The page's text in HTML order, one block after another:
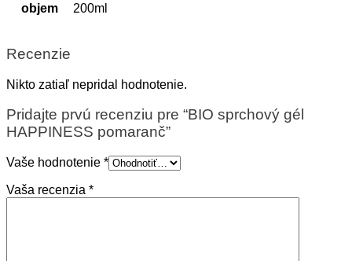
objem 200ml
Recenzie
Nikto zatiaľ nepridal hodnotenie.
Pridajte prvú recenziu pre “BIO sprchový gél
HAPPINESS pomaranč”
Vaše hodnotenie *
Vaša recenzia *